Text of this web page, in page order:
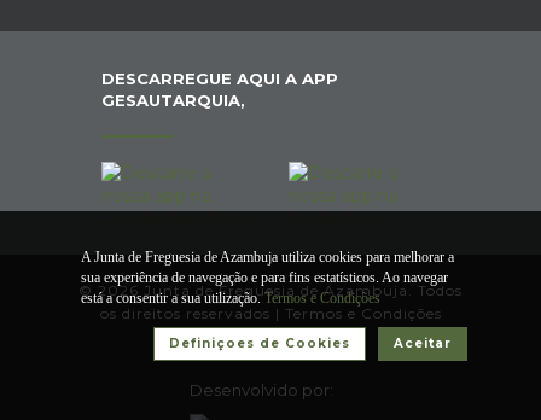
DESCARREGUE AQUI A APP
GESAUTARQUIA,
© 2026 Junta de Freguesia de Azambuja. Todos
os direitos reservados | Termos e Condições
Desenvolvido por:
A Junta de Freguesia de Azambuja utiliza cookies para melhorar a
sua experiência de navegação e para fins estatísticos. Ao navegar
está a consentir a sua utilização.Termos e Condições
Aceitar
Definiçoes de Cookies